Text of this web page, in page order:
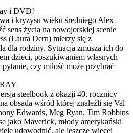
i DVD!
i kryzysu wieku średniego Alex
sens życia na nowojorskiej scenie
(Laura Dern) mierzy się z
dla rodziny. Sytuacja zmusza ich do
dzieci, poszukiwaniem własnych
czy miłość może przybrać
steelbook z okazji 40. rocznicy
obsada wśród której znaleźli się Val
Edwards, Meg Ryan, Tim Robbins
jako Maverick, młody amerykański
udowodnić, ale jeszcze więcej